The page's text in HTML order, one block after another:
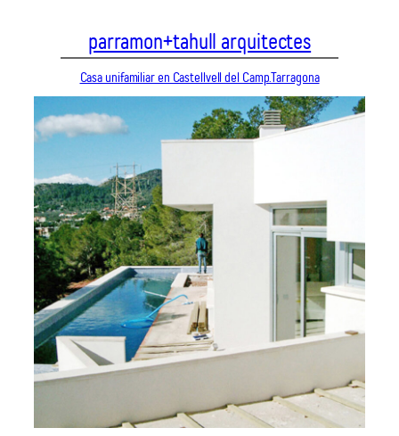
parramon+tahull arquitectes
Casa unifamiliar en Castellvell del Camp.Tarragona